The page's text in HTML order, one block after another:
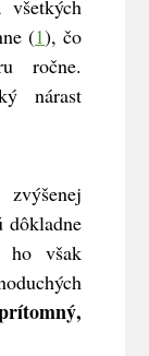
všetkých
(1), čo
ročne.
nárast
dôkladne
ho však